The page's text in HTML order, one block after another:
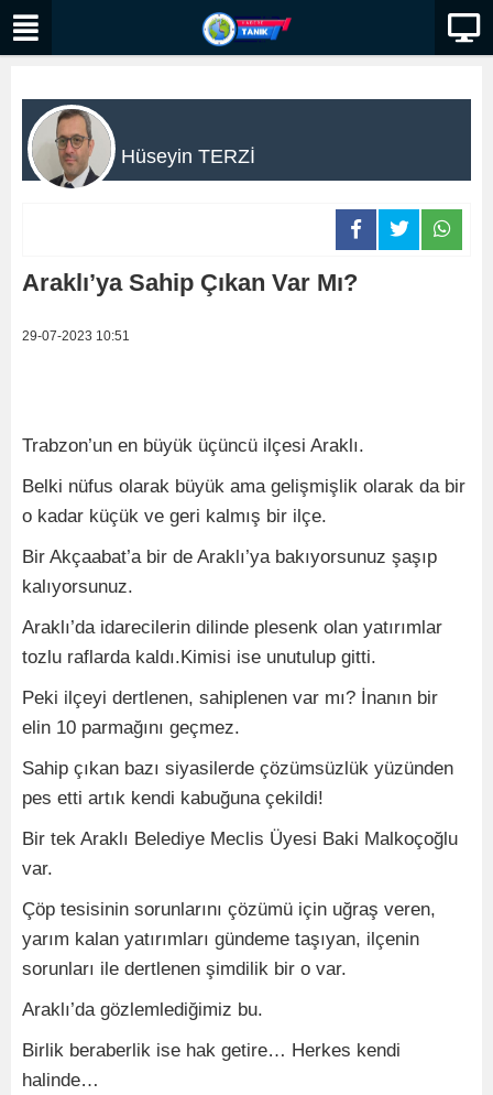
Hüseyin TERZİ
Araklı’ya Sahip Çıkan Var Mı?
29-07-2023 10:51
Trabzon’un en büyük üçüncü ilçesi Araklı.
Belki nüfus olarak büyük ama gelişmişlik olarak da bir
o kadar küçük ve geri kalmış bir ilçe.
Bir Akçaabat’a bir de Araklı’ya bakıyorsunuz şaşıp
kalıyorsunuz.
Araklı’da idarecilerin dilinde plesenk olan yatırımlar
tozlu raflarda kaldı.Kimisi ise unutulup gitti.
Peki ilçeyi dertlenen, sahiplenen var mı? İnanın bir
elin 10 parmağını geçmez.
Sahip çıkan bazı siyasilerde çözümsüzlük yüzünden
pes etti artık kendi kabuğuna çekildi!
Bir tek Araklı Belediye Meclis Üyesi Baki Malkoçoğlu
var.
Çöp tesisinin sorunlarını çözümü için uğraş veren,
yarım kalan yatırımları gündeme taşıyan, ilçenin
sorunları ile dertlenen şimdilik bir o var.
Araklı’da gözlemlediğimiz bu.
Birlik beraberlik ise hak getire… Herkes kendi
halinde…